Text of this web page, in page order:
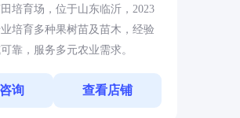
培育场，位于山东临沂，2023
培育多种果树苗及苗木，经验
靠，服务多元农业需求。
询 查看店铺